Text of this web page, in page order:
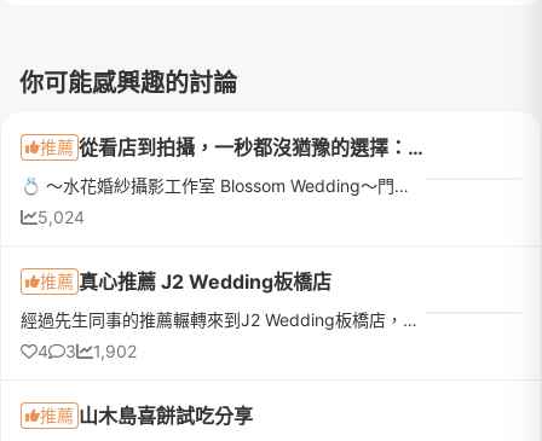
你可能感興趣的討論
推薦 從看店到拍攝，一秒都沒猶豫的選擇：水花婚紗攝影工作室❤️
💍 ～水花婚紗攝影工作室 Blossom Wedding～門市顧問：Kelly 攝影師：Blossom 造型師：Uni 燈光師：阿翔 禮服秘書：Elaine－－－－－－－－－－說真的，在拍婚紗之前我其實有點緊張，畢竟這可是人生中的一場大事。但...
5,024
推薦 真心推薦 J2 Wedding板橋店
經過先生同事的推薦輾轉來到J2 Wedding板橋店，位置在江子翠捷運站１號出口交通便利。▶接待是店長EmmaEmma人很溫柔也很好聊，婚紗方案解釋得很清楚：⭐️禮服全館不分區不加價 ⭐️拍攝檔案全給⭐️板橋店是創始店所以禮服...
4
3 1,902
推薦 山木島喜餅試吃分享